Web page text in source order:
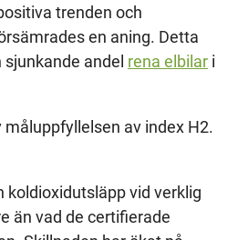
trenden och
en aning. Detta
andel rena elbilari
måluppfyllelsen av index H2.
koldioxidutsläpp vid verklig
än vad de certifierade